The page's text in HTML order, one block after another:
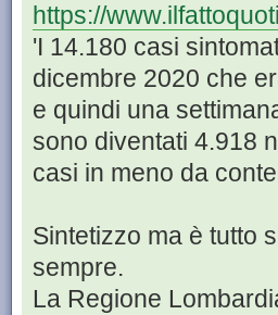
https://
'I 14.180 casi
dicembre 2020 che
e quindi una
sono diventati 4.918
casi in meno da
Sintetizzo ma è tutto
sempre.
La Regione